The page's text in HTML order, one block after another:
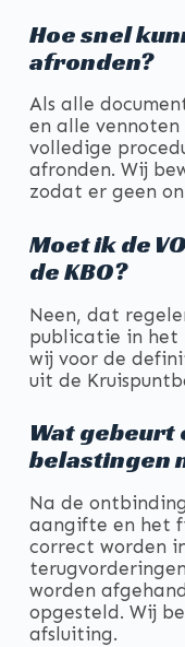
Hoe snel
afronden?
Als alle
en alle vennoten
volledige
afronden. Wij
zodat er geen
Moet ik de
de KBO?
Neen, dat
publicatie in het
wij voor de
uit de
Wat gebeurt
belastingen
Na de
aangifte en het
correct worden
worden
opgesteld. Wij
afsluiting.